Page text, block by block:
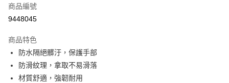
超商取貨付款
Apple Pay
街口支付
商品編號
9448045
商品特色
防水隔絕髒汙，保護手部
防滑紋理，拿取不易滑落
材質舒適，強韌耐用